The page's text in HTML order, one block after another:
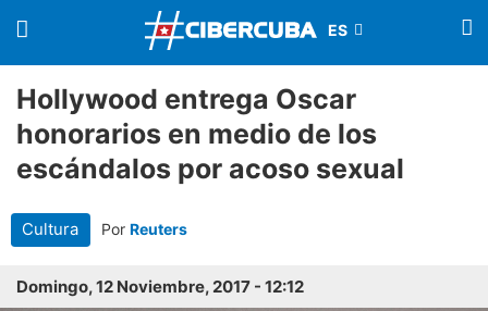
Hollywood entrega Oscar
honorarios en medio de los
escándalos por acoso sexual
Cultura Por Reuters
Domingo, 12 Noviembre, 2017 - 12:12